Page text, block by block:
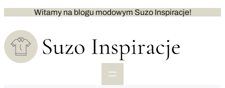
treści
Witamy na blogu modowym Suzo Inspiracje!